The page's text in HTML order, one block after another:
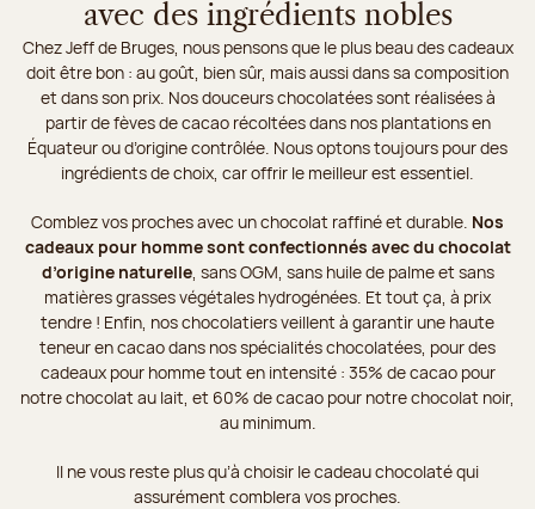
avec des ingrédients nobles
Chez Jeff de Bruges, nous pensons que le plus beau des cadeaux
doit être bon : au goût, bien sûr, mais aussi dans sa composition
et dans son prix. Nos douceurs chocolatées sont réalisées à
partir de fèves de cacao récoltées dans nos plantations en
Équateur ou d’origine contrôlée. Nous optons toujours pour des
ingrédients de choix, car offrir le meilleur est essentiel.
Comblez vos proches avec un chocolat raffiné et durable. Nos
cadeaux pour homme sont confectionnés avec du chocolat
d’origine naturelle, sans OGM, sans huile de palme et sans
matières grasses végétales hydrogénées. Et tout ça, à prix
tendre ! Enfin, nos chocolatiers veillent à garantir une haute
teneur en cacao dans nos spécialités chocolatées, pour des
cadeaux pour homme tout en intensité : 35% de cacao pour
notre chocolat au lait, et 60% de cacao pour notre chocolat noir,
au minimum.
Il ne vous reste plus qu’à choisir le cadeau chocolaté qui
assurément comblera vos proches.